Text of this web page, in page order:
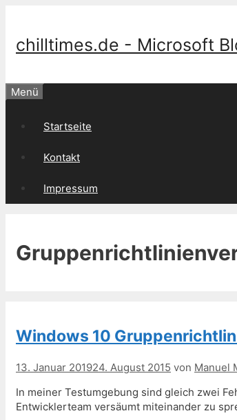
Inhalt
chilltimes.de - Microsoft
Menü
Startseite
Kontakt
Impressum
Windows 10
13. Januar 201924. August 2015 von Manuel
In meiner Testumgebung sind gleich zwei
Entwicklerteam versäumt miteinander zu